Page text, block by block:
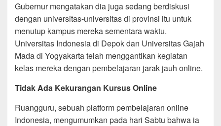
Gubernur mengatakan dia juga sedang berdiskusi
dengan universitas-universitas di provinsi itu untuk
menutup kampus mereka sementara waktu.
Universitas Indonesia di Depok dan Universitas Gajah
Mada di Yogyakarta telah menggantikan kegiatan
kelas mereka dengan pembelajaran jarak jauh online.
Tidak Ada Kekurangan Kursus Online
Ruangguru, sebuah platform pembelajaran online
Indonesia, mengumumkan pada hari Sabtu bahwa ia